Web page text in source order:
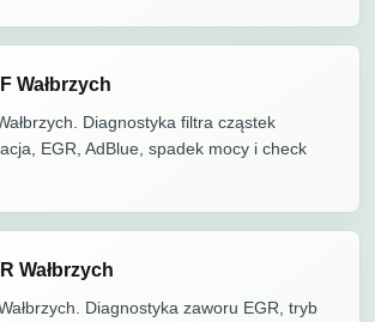
Wałbrzych
Diagnostyka filtra cząstek
EGR, AdBlue, spadek mocy i check
Wałbrzych
Diagnostyka zaworu EGR, tryb